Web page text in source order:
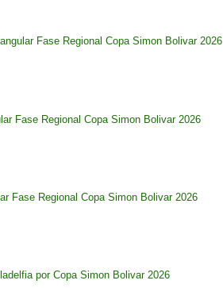
Fase Regional Copa Simon Bolivar 2026
Fase Regional Copa Simon Bolivar 2026
Fase Regional Copa Simon Bolivar 2026
por Copa Simon Bolivar 2026